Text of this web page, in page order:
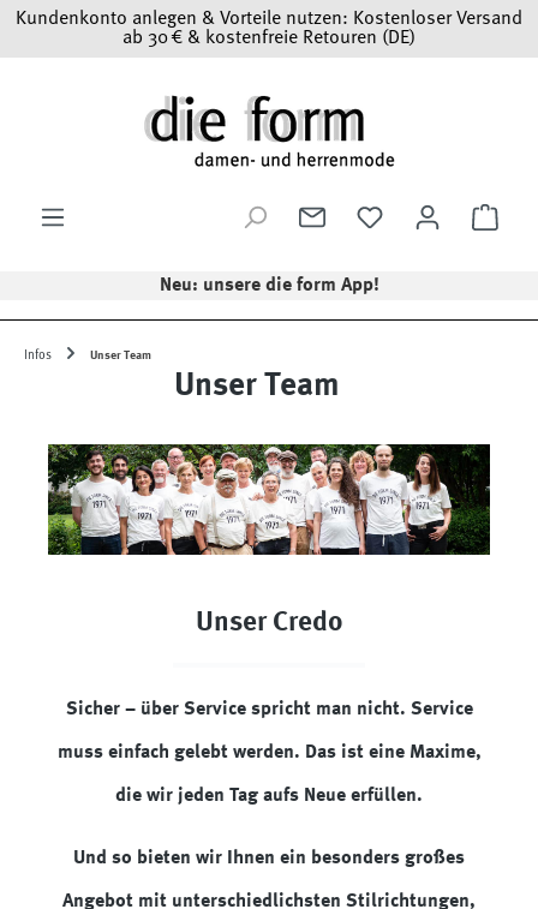
Zum Hauptinhalt springen
Kundenkonto anlegen & Vorteile nutzen: Kostenloser Versand
ab 30 € & kostenfreie Retouren (DE)
Neu: unsere die form App!
Infos Unser Team
Unser Team
Unser Credo
Sicher – über Service spricht man nicht. Service
muss einfach gelebt werden. Das ist eine Maxime,
die wir jeden Tag aufs Neue erfüllen.
Und so bieten wir Ihnen ein besonders großes
Angebot mit unterschiedlichsten Stilrichtungen,